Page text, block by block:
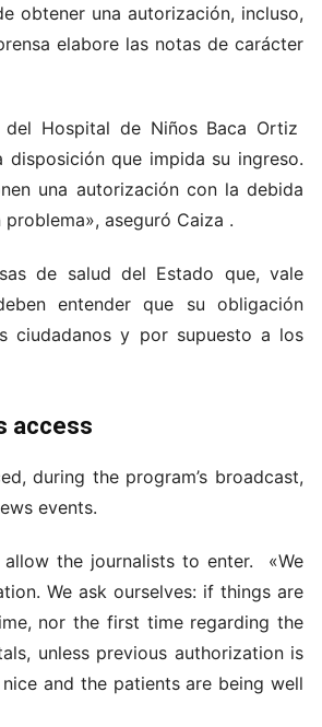
obtener una autorización, incluso,
elabore las notas de carácter
Hospital de Niños Baca Ortiz
que impida su ingreso.
una autorización con la debida
aseguró Caiza .
de salud del Estado que, vale
entender que su obligación
ciudadanos y por supuesto a los
access
during the program’s broadcast,
events.
the journalists to enter. «We
We ask ourselves: if things are
nor the first time regarding the
unless previous authorization is
and the patients are being well